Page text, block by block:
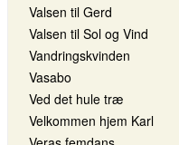
Valsen til Gerd
Valsen til Sol og Vind
Vandringskvinden
Vasabo
Ved det hule træ
Velkommen hjem Karl